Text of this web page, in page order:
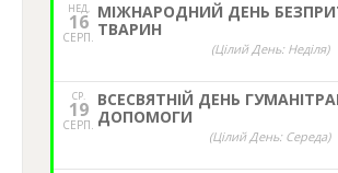
НЕД,
16
СЕРП.
МІЖНАРОДНИЙ ДЕНЬ
ТВАРИН
(Цілий День: Неділя)
СР.
19
СЕРП.
ВСЕСВЯТНІЙ ДЕНЬ
ДОПОМОГИ
(Цілий День: Середа)